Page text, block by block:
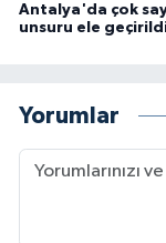
Antalya'da çok
unsuru ele
Yorumlar